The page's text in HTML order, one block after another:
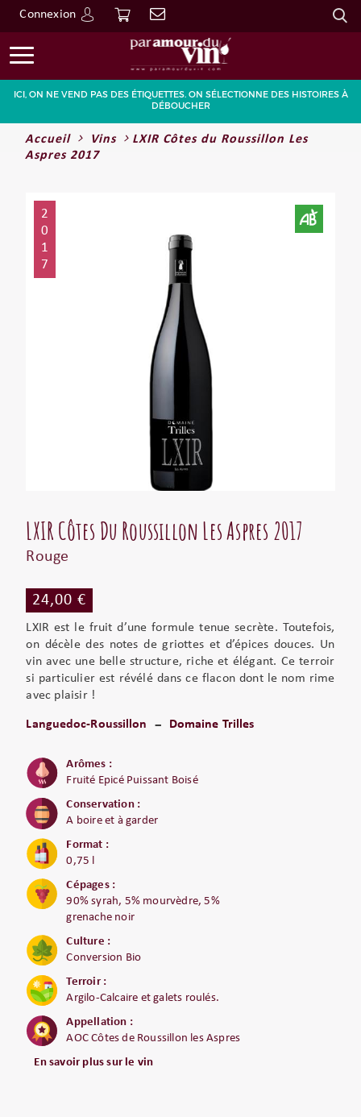
Connexion
Go
ICI, ON NE VEND PAS DES ÉTIQUETTES. ON SÉLECTIONNE DES HISTOIRES À
DÉBOUCHER
Accueil Vins
LXIR Côtes du Roussillon Les
Aspres 2017
2
0
1
7
LXIR Côtes Du Roussillon Les Aspres 2017
Rouge
24,00 €
LXIR est le fruit d’une formule tenue secrète. Toutefois,
on décèle des notes de griottes et d’épices douces. Un
vin avec une belle structure, riche et élégant. Ce terroir
si particulier est révélé dans ce flacon dont le nom rime
avec plaisir !
Languedoc-Roussillon Domaine Trilles
Arômes :
Fruité Epicé Puissant Boisé
Conservation :
A boire et à garder
Format :
0,75 l
Cépages :
90% syrah, 5% mourvèdre, 5%
grenache noir
Culture :
Conversion Bio
Terroir :
Argilo-Calcaire et galets roulés.
Appellation :
AOC Côtes de Roussillon les Aspres
En savoir plus sur le vin